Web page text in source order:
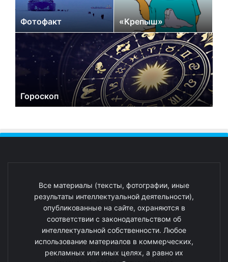
Фотофакт «Крепыш»
Гороскоп
Все материалы (тексты, фотографии, иные
результаты интеллектуальной деятельности),
опубликованные на сайте, охраняются в
соответствии с законодательством об
интеллектуальной собственности. Любое
использование материалов в коммерческих,
рекламных или иных целях, а равно их